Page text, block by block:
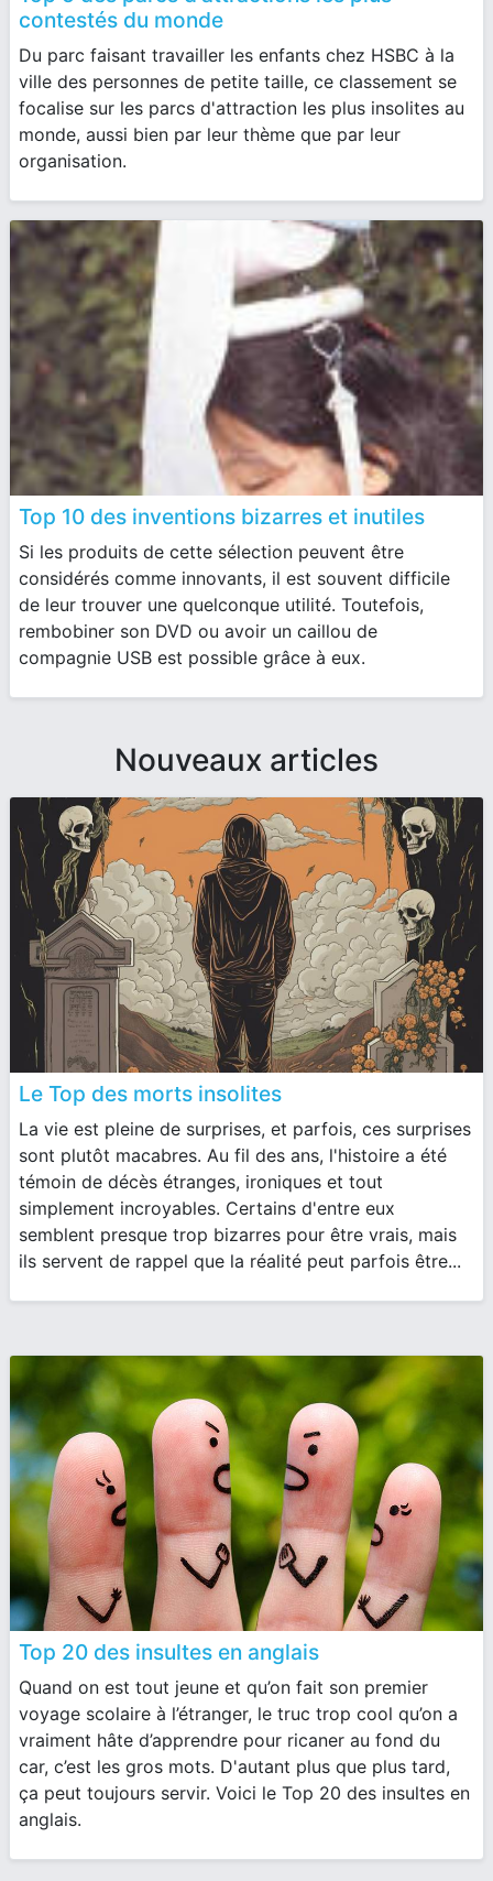
contestés du monde
Du parc faisant travailler les enfants chez HSBC à la
ville des personnes de petite taille, ce classement se
focalise sur les parcs d'attraction les plus insolites au
monde, aussi bien par leur thème que par leur
organisation.
Top 10 des inventions bizarres et inutiles
Si les produits de cette sélection peuvent être
considérés comme innovants, il est souvent difficile
de leur trouver une quelconque utilité. Toutefois,
rembobiner son DVD ou avoir un caillou de
compagnie USB est possible grâce à eux.
Nouveaux articles
Le Top des morts insolites
La vie est pleine de surprises, et parfois, ces surprises
sont plutôt macabres. Au fil des ans, l'histoire a été
témoin de décès étranges, ironiques et tout
simplement incroyables. Certains d'entre eux
semblent presque trop bizarres pour être vrais, mais
ils servent de rappel que la réalité peut parfois être...
Top 20 des insultes en anglais
Quand on est tout jeune et qu’on fait son premier
voyage scolaire à l’étranger, le truc trop cool qu’on a
vraiment hâte d’apprendre pour ricaner au fond du
car, c’est les gros mots. D'autant plus que plus tard,
ça peut toujours servir. Voici le Top 20 des insultes en
anglais.